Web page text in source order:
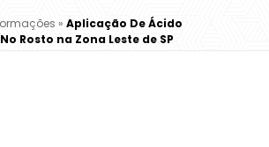
» Aplicação De Ácido
Rosto na Zona Leste de SP